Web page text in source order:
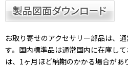
お取り寄せのアクセサリー部品は、
す。国内標準品は通常国内に在庫し
は、1ヶ月ほど納期のかかる場合があ